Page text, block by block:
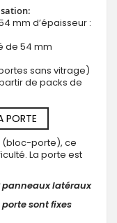
mm d’épaisseur :
de 54 mm
sans vitrage)
de packs de
PORTE
(bloc-porte), ce
La porte est
panneaux latéraux
sont fixes